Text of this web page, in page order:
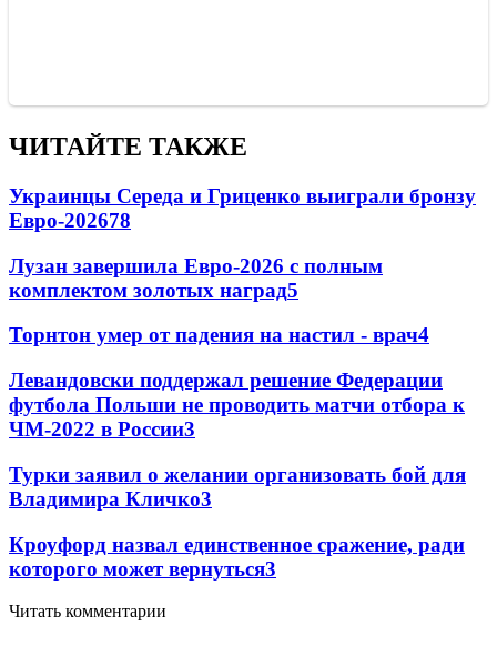
ЧИТАЙТЕ ТАКЖЕ
Украинцы Середа и Гриценко выиграли бронзу
Евро-202678
Лузан завершила Евро-2026 с полным
комплектом золотых наград5
Торнтон умер от падения на настил - врач4
Левандовски поддержал решение Федерации
футбола Польши не проводить матчи отбора к
ЧМ-2022 в России3
Турки заявил о желании организовать бой для
Владимира Кличко3
Кроуфорд назвал единственное сражение, ради
которого может вернуться3
Читать комментарии